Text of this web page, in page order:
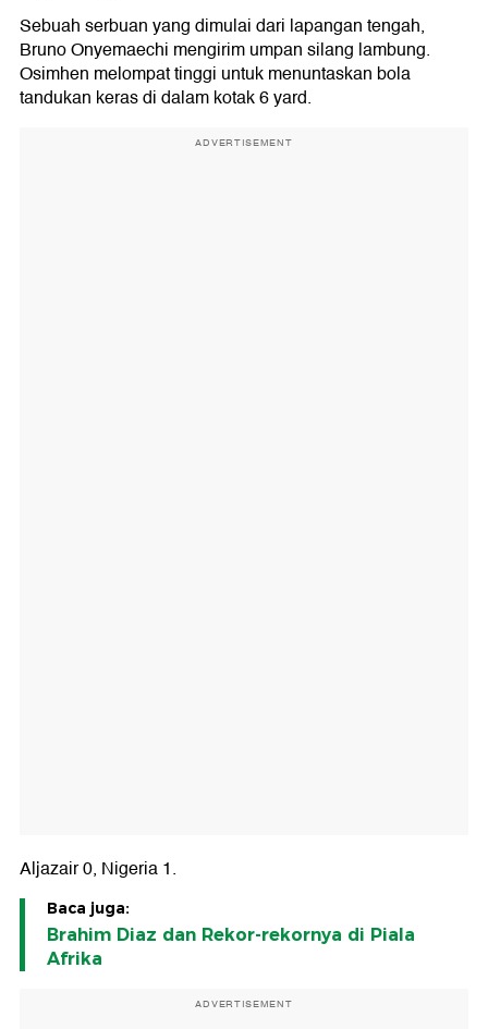
Sebuah serbuan yang dimulai dari lapangan tengah,
Bruno Onyemaechi mengirim umpan silang lambung.
Osimhen melompat tinggi untuk menuntaskan bola
tandukan keras di dalam kotak 6 yard.
ADVERTISEMENT
Aljazair 0, Nigeria 1.
Baca juga:
Brahim Diaz dan Rekor-rekornya di Piala
Afrika
ADVERTISEMENT